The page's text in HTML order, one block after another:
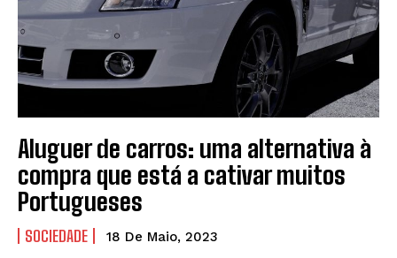
Aluguer de carros: uma alternativa à
compra que está a cativar muitos
Portugueses
SOCIEDADE 18 De Maio, 2023